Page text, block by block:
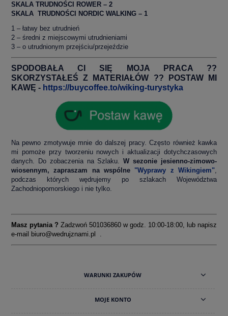
SKALA TRUDNOŚCI ROWER – 2
SKALA TRUDNOŚCI NORDIC WALKING – 1
1 – łatwy bez utrudnień
2 – średni z miejscowymi utrudnieniami
3 – o utrudnionym przejściu/przejeździe
SPODOBAŁA CI SIĘ MOJA PRACA ??
SKORZYSTAŁEŚ Z MATERIAŁÓW ?? POSTAW MI
KAWĘ - https://buycoffee.to/wiking-turystyka
Na pewno zmotywuje mnie do dalszej pracy. Często również kawka
mi pomoże przy tworzeniu nowych i aktualizacji dotychczasowych
danych. Do zobaczenia na Szlaku.W sezonie jesienno-zimowo-
wiosennym, zapraszam na wspólne "Wyprawy z Wikingiem",
podczas których wędrujemy po szlakach Województwa
Zachodniopomorskiego i nie tylko.
Masz pytania ? Zadzwoń 501036860 w godz. 10:00-18:00, lub napisz
e-mail
biuro@wedrujznami.pl .
WARUNKI ZAKUPÓW
MOJE KONTO